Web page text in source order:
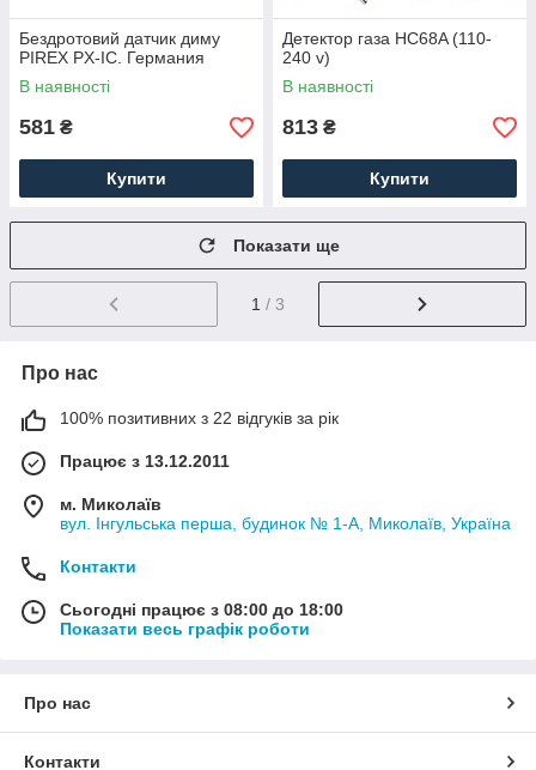
Бездротовий датчик диму
PIREX PX-IC. Германия
В наявності
581 ₴
Купити
Детектор газа HC68A (110-
240 v)
В наявності
813 ₴
Купити
Показати ще
1 / 3
Про нас
100% позитивних з 22 відгуків за рік
Працює з 13.12.2011
м. Миколаїв
вул. Інгульська перша, будинок № 1-А, Миколаїв, Україна
Контакти
Сьогодні працює з 08:00 до 18:00
Показати весь графік роботи
Про нас
Контакти